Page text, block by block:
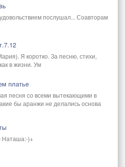
послушал... Соавторам
Я коротко. За песню, стихи,
в жизни. Ум
платье
песня со всеми вытекающими в
бы аранжи не делались основа
Наташа:-)+